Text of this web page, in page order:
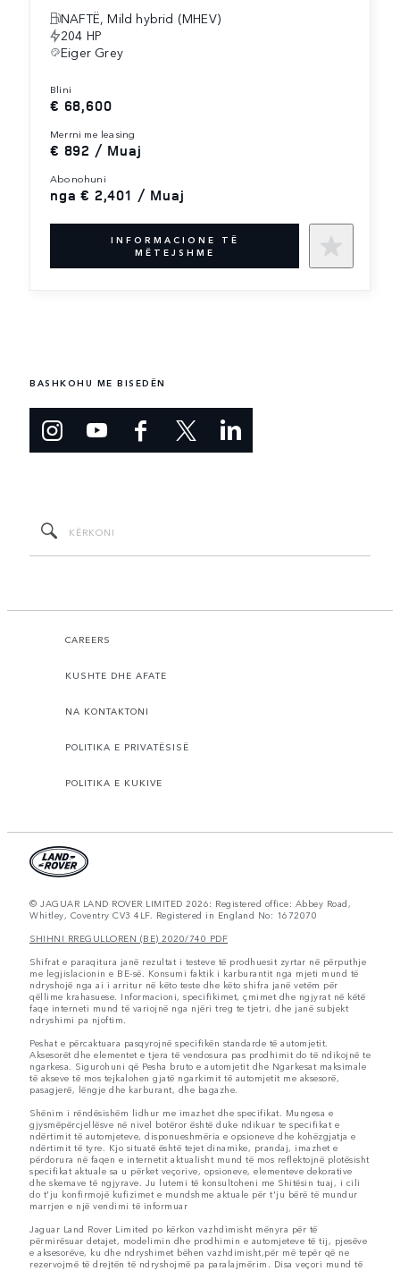
NAFTË, Mild hybrid (MHEV)
204 HP
Eiger Grey
blini
€ 68,600
merrni me leasing
€ 892 / Muaj
abonohuni
nga € 2,401 / Muaj
INFORMACIONE TË
MËTEJSHME
BASHKOHU ME BISEDËN
CAREERS
KUSHTE DHE AFATE
NA KONTAKTONI
POLITIKA E PRIVATËSISË
POLITIKA E KUKIVE
© JAGUAR LAND ROVER LIMITED 2026: Registered office: Abbey Road,
Whitley, Coventry CV3 4LF. Registered in England No: 1672070
SHIHNI RREGULLOREN (BE) 2020/740 PDF
Shifrat e paraqitura janë rezultat i testeve të prodhuesit zyrtar në përputhje
me legjislacionin e BE-së. Konsumi faktik i karburantit nga mjeti mund të
ndryshojë nga ai i arritur në këto teste dhe këto shifra janë vetëm për
qëllime krahasuese. Informacioni, specifikimet, çmimet dhe ngjyrat në këtë
faqe interneti mund të variojnë nga njëri treg te tjetri, dhe janë subjekt
ndryshimi pa njoftim.
Peshat e përcaktuara pasqyrojnë specifikën standarde të automjetit.
Aksesorët dhe elementet e tjera të vendosura pas prodhimit do të ndikojnë te
ngarkesa. Sigurohuni që Pesha bruto e automjetit dhe Ngarkesat maksimale
të akseve të mos tejkalohen gjatë ngarkimit të automjetit me aksesorë,
pasagjerë, lëngje dhe karburant, dhe bagazhe.
Shënim i rëndësishëm lidhur me imazhet dhe specifikat. Mungesa e
gjysmëpërcjellësve në nivel botëror është duke ndikuar te specifikat e
ndërtimit të automjeteve, disponueshmëria e opsioneve dhe kohëzgjatja e
ndërtimit të tyre. Kjo situatë është tejet dinamike, prandaj, imazhet e
përdorura në faqen e internetit aktualisht mund të mos reflektojnë plotësisht
specifikat aktuale sa u përket veçorive, opsioneve, elementeve dekorative
dhe skemave të ngjyrave. Ju lutemi të konsultoheni me Shitësin tuaj, i cili
do t'ju konfirmojë kufizimet e mundshme aktuale për t'ju bërë të mundur
marrjen e një vendimi të informuar
Jaguar Land Rover Limited po kërkon vazhdimisht mënyra për të
përmirësuar detajet, modelimin dhe prodhimin e automjeteve të tij, pjesëve
e aksesorëve, ku dhe ndryshimet bëhen vazhdimisht,për më tepër që ne
rezervojmë të drejtën të ndryshojmë pa paralajmërim. Disa veçori mund të